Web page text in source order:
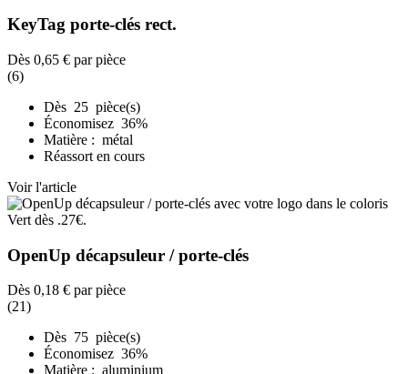
KeyTag porte-clés rect.
Dès 0,65 € par pièce
(6)
Dès 25 pièce(s)
Économisez 36%
Matière : métal
Réassort en cours
Voir l'article
OpenUp décapsuleur / porte-clés
Dès 0,18 € par pièce
(21)
Dès 75 pièce(s)
Économisez 36%
Matière : aluminium